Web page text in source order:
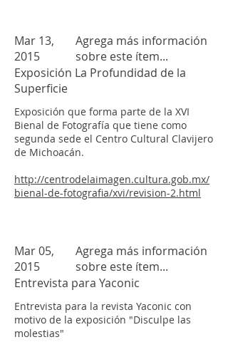
Mar 13,
2015
Agrega más información
sobre este ítem...
Exposición La Profundidad de la
Superficie
Exposición que forma parte de la XVI
Bienal de Fotografía que tiene como
segunda sede el Centro Cultural Clavijero
de Michoacán.
http://centrodelaimagen.cultura.gob.mx/
bienal-de-fotografia/xvi/revision-2.html
Mar 05,
2015
Agrega más información
sobre este ítem...
Entrevista para Yaconic
Entrevista para la revista Yaconic con
motivo de la exposición "Disculpe las
molestias"